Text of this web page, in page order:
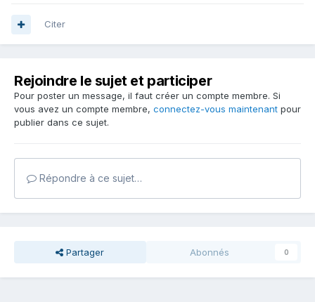
Citer
Rejoindre le sujet et participer
Pour poster un message, il faut créer un compte membre. Si
vous avez un compte membre, connectez-vous maintenant pour
publier dans ce sujet.
Répondre à ce sujet…
Partager Abonnés 0